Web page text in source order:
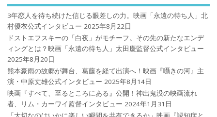
3年恋人を待ち続けた信じる眼差しの力。映画「永遠の待ち人」北
村優衣公式インタビュー 2025年8月22日
ドストエフスキーの「白夜」がモチーフ。その先の新たなエンデ
ィングとは？映画「永遠の待ち人」太田慶監督公式インタビュー
2025年8月20日
熊本豪雨の故郷が舞台、葛藤を経て出演へ！映画『囁きの河』主
演・中原丈雄公式インタビュー 2025年8月14日
映画『すべて、至るところにある』公開！神出鬼没の映画流れ
者、リム・カーワイ監督インタビュー 2024年1月31日